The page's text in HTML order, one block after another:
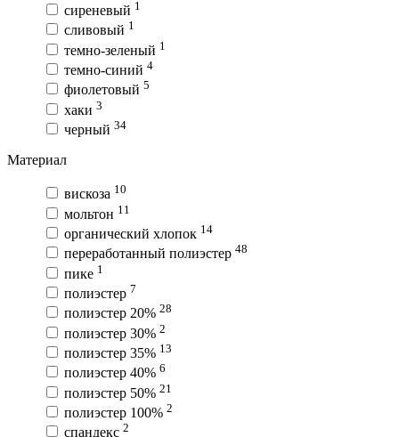
сиреневый 1
сливовый 1
темно-зеленый 1
темно-синий 4
фиолетовый 5
хаки 3
черный 34
Материал
вискоза 10
мольтон 11
органический хлопок 14
переработанный полиэстер 48
пике 1
полиэстер 7
полиэстер 20% 28
полиэстер 30% 2
полиэстер 35% 13
полиэстер 40% 6
полиэстер 50% 21
полиэстер 100% 2
спандекс 2